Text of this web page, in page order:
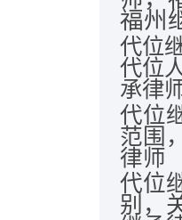
福州
代位
代位
承律
代位
范围
律师
代位
别，